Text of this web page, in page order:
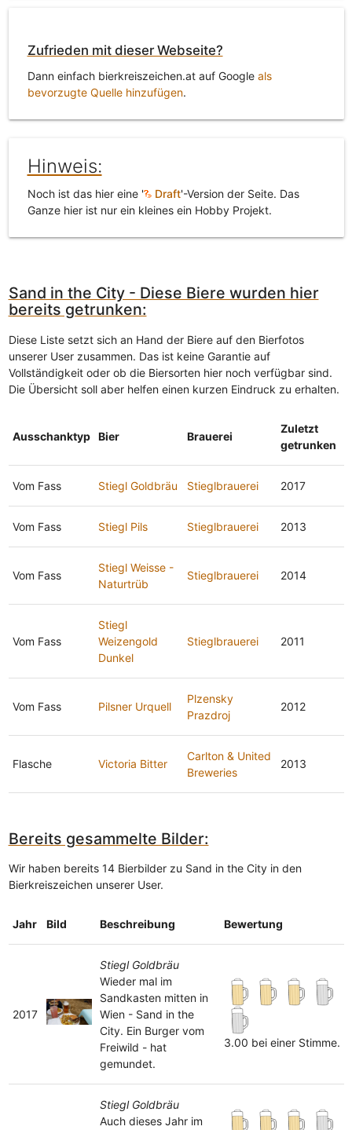
Zufrieden mit dieser Webseite?
Dann einfach bierkreiszeichen.at auf Google als
bevorzugte Quelle hinzufügen.
Hinweis:
Noch ist das hier eine ' Draft'-Version der Seite. Das
Ganze hier ist nur ein kleines ein Hobby Projekt.
Sand in the City - Diese Biere wurden hier
bereits getrunken:
Diese Liste setzt sich an Hand der Biere auf den Bierfotos
unserer User zusammen. Das ist keine Garantie auf
Vollständigkeit oder ob die Biersorten hier noch verfügbar sind.
Die Übersicht soll aber helfen einen kurzen Eindruck zu erhalten.
Ausschanktyp Bier Brauerei
Zuletzt
getrunken
Vom Fass Stiegl Goldbräu Stieglbrauerei 2017
Vom Fass Stiegl Pils Stieglbrauerei 2013
Vom Fass
Stiegl Weisse -
Naturtrüb
Stieglbrauerei 2014
Vom Fass
Stiegl
Weizengold
Dunkel
Stieglbrauerei 2011
Vom Fass Pilsner Urquell
Plzensky
Prazdroj
2012
Flasche Victoria Bitter
Carlton & United
Breweries
2013
Bereits gesammelte Bilder:
Wir haben bereits 14 Bierbilder zu Sand in the City in den
Bierkreiszeichen unserer User.
Jahr Bild Beschreibung Bewertung
2017
Stiegl Goldbräu
Wieder mal im
Sandkasten mitten in
Wien - Sand in the
City. Ein Burger vom
Freiwild - hat
gemundet.
3.00 bei einer Stimme.
Stiegl Goldbräu
Auch dieses Jahr im